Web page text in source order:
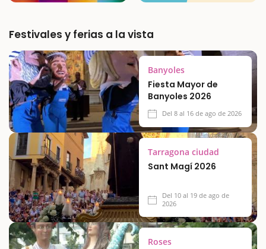
Festivales y ferias a la vista
Banyoles
Fiesta Mayor de
Banyoles 2026
Del 8 al 16 de ago de 2026
Tarragona ciudad
Sant Magí 2026
Del 10 al 19 de ago de
2026
Roses